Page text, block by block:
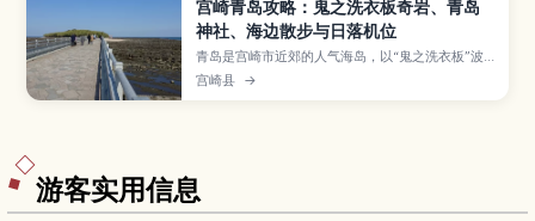
宫崎青岛攻略：鬼之洗衣板奇岩、青岛
神社、海边散步与日落机位
青岛是宫崎市近郊的人气海岛，以“鬼之洗衣板”波
纹奇岩和青岛神社闻名，氛围轻松好走。本文整理
环岛散步路线、海滩与日落观赏点、拍照机位、交
宫崎县 →
游客实用信息